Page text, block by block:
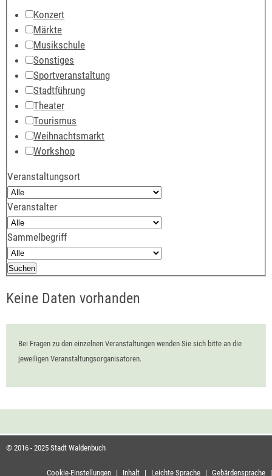
Konzert
Märkte
Musikschule
Sonstiges
Sportveranstaltung
Stadtführung
Theater
Tourismus
Weihnachtsmarkt
Workshop
Veranstaltungsort
Veranstalter
Sammelbegriff
Keine Daten vorhanden
Bei Fragen zu den einzelnen Veranstaltungen wenden Sie sich bitte an die
jeweiligen Veranstaltungsorganisatoren.
© 2016 - 2025 Stadt Waldenbuch
Cookie-Einstellungen | Inhalt | Leichte Sprache | Gebärdensprache |